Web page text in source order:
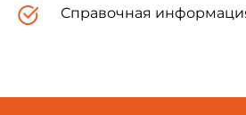
Справочная